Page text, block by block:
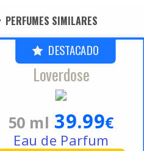
PERFUMES SIMILARES
DESTACADO
Loverdose
50 ml 39.99€
Eau de Parfum